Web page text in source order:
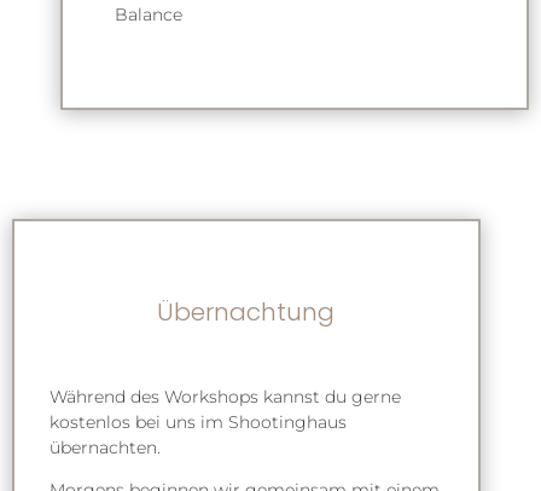
Balance
Übernachtung
Während des Workshops kannst du gerne
kostenlos bei uns im Shootinghaus
übernachten.